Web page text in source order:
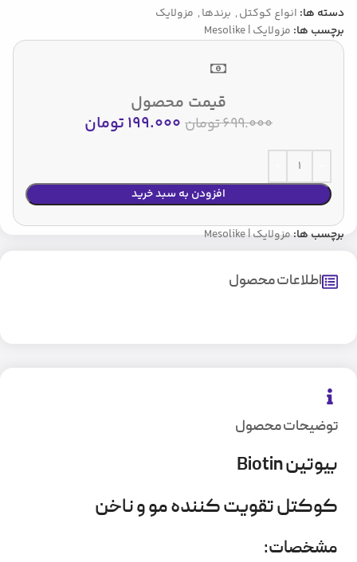
دسته ها: انواع کوکتل, برندها, مزولایک
برچسب ها: مزولایک | Mesolike
قیمت محصول
699.000تومان 199.000تومان
افزودن به سبد خرید
برچسب ها: مزولایک | Mesolike
توضیحات محصول
بیوتین Biotin
کوکتل تقویت کننده مو و ناخن
مشخصات:
اطلاعات محصول